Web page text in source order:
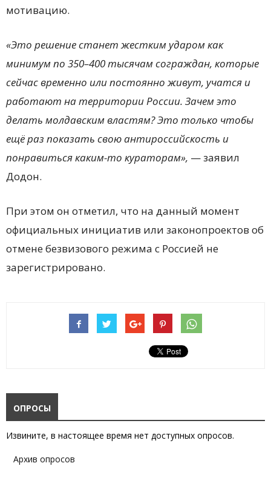
мотивацию.
«Это решение станет жестким ударом как
минимум по 350–400 тысячам сограждан, которые
сейчас временно или постоянно живут, учатся и
работают на территории России. Зачем это
делать молдавским властям? Это только чтобы
ещё раз показать свою антироссийскость и
понравиться каким-то кураторам», — заявил
Додон.
При этом он отметил, что на данный момент
официальных инициатив или законопроектов об
отмене безвизового режима с Россией не
зарегистрировано.
ОПРОСЫ
Извините, в настоящее время нет доступных опросов.
Архив опросов